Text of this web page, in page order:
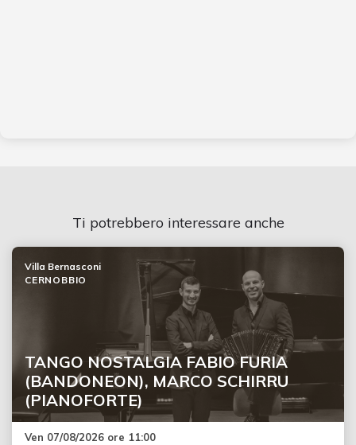
Ti potrebbero interessare anche
TANGO NOSTALGIA FABIO FURIA
(BANDONEON), MARCO SCHIRRU
(PIANOFORTE)
Villa Bernasconi
CERNOBBIO
Ven 07/08/2026 ore 11:00